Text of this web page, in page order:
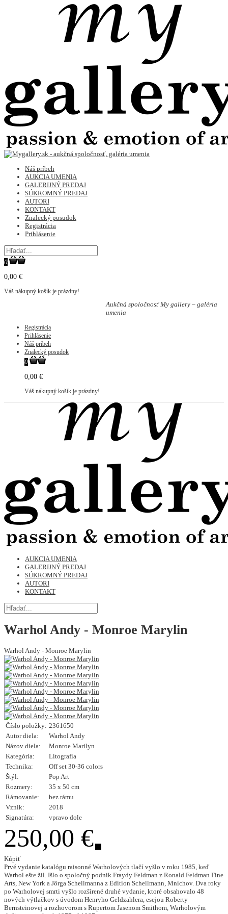
Náš príbeh
AUKCIA UMENIA
GALERIJNÝ PREDAJ
SÚKROMNÝ PREDAJ
AUTORI
KONTAKT
Znalecký posudok
Registrácia
Prihlásenie
0
0,00 €
Váš nákupný košík je prázdny!
Aukčná spoločnosť My gallery – galéria
umenia
Registrácia
Prihlásenie
Náš príbeh
Znalecký posudok
0
0,00 €
Váš nákupný košík je prázdny!
AUKCIA UMENIA
GALERIJNÝ PREDAJ
SÚKROMNÝ PREDAJ
AUTORI
KONTAKT
Warhol Andy - Monroe Marylin
Warhol Andy - Monroe Marylin
Číslo položky: 2361650
Autor diela:
Warhol Andy
Názov diela:
Monroe Marilyn
Kategória:
Litografia
Technika:
Off set 30-36 colors
Štýl:
Pop Art
Rozmery:
35 x 50 cm
Rámovanie:
bez rámu
Vznik:
2018
Signatúra:
vpravo dole
250,00 €
Kúpiť
Prvé vydanie katalógu raisonné Warholových tlačí vyšlo v roku 1985, keď
Warhol ešte žil. Išlo o spoločný podnik Fraydy Feldman z Ronald Feldman Fine
Arts, New York a Jörga Schellmanna z Edition Schellmann, Mníchov. Dva roky
po Warholovej smrti vyšlo rozšírené druhé vydanie, ktoré obsahovalo 48
nových výtlačkov s úvodom Henryho Geldzahlera, esejou Roberty
Bernsteinovej a rozhovorom s Rupertom Jasenom Smithom, Warholovým